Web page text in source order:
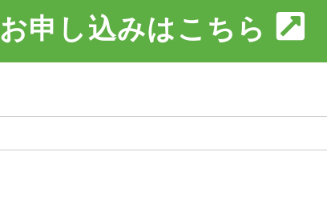
お申し込みはこちら